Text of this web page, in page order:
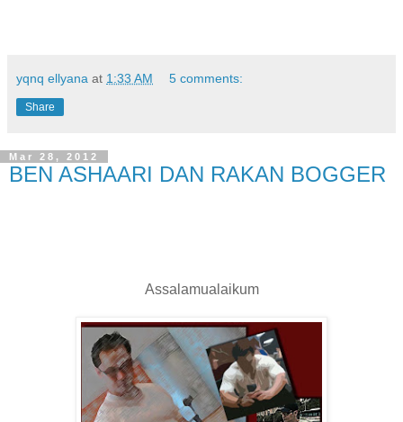
yqnq ellyana at 1:33 AM 5 comments:
Share
Mar 28, 2012
BEN ASHAARI DAN RAKAN BOGGER
Assalamualaikum